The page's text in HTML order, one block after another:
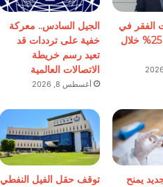
الفقر في
موريتانيا إلى 25% خلال
الجيل السادس.. معركة
خفية على ترددات قد
تعيد رسم خريطة
الاتصالات العالمية
أغسطس 8, 2026
يمنح
توقف حقل الفيل النفطي